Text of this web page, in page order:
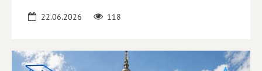
22.06.2026 118